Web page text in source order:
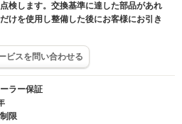
検します。交換基準に達した部品があれ
けを使用し整備した後にお客様にお引き
ビスを問い合わせる
ラー保証
限